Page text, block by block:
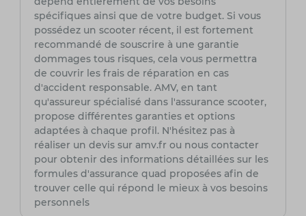
spécifiques ainsi que de votre budget. Si vous
possédez un scooter récent, il est fortement
recommandé de souscrire à une garantie
dommages tous risques, cela vous permettra
de couvrir les frais de réparation en cas
d'accident responsable. AMV, en tant
qu'assureur spécialisé dans l'assurance scooter,
propose différentes garanties et options
adaptées à chaque profil. N'hésitez pas à
réaliser un devis sur amv.fr ou nous contacter
pour obtenir des informations détaillées sur les
formules d'assurance quad proposées afin de
trouver celle qui répond le mieux à vos besoins
personnels